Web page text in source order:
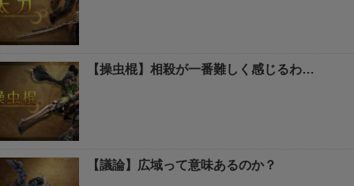
【操虫棍】相殺が一番難しく感じるわ…
【議論】広域って意味あるのか？